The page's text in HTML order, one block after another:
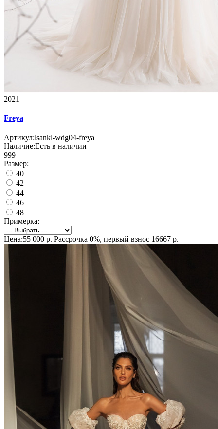
2021
Freya
Артикул:lsankl-wdg04-freya
Наличие:Есть в наличии
999
Размер:
40
42
44
46
48
Примерка:
Цена:55 000 р. Рассрочка 0%, первый взнос 16667 р.